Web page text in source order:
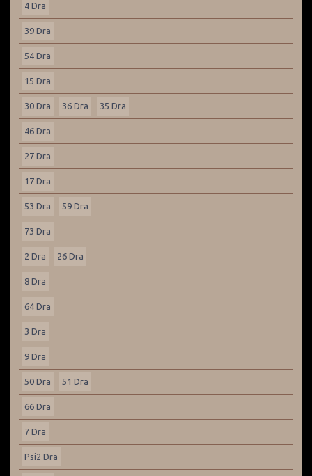
4 Dra
39 Dra
54 Dra
15 Dra
30 Dra 36 Dra 35 Dra
46 Dra
27 Dra
17 Dra
53 Dra 59 Dra
73 Dra
2 Dra 26 Dra
8 Dra
64 Dra
3 Dra
9 Dra
50 Dra 51 Dra
66 Dra
7 Dra
Psi2 Dra